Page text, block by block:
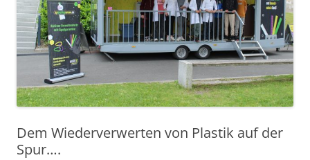
Dem Wiederverwerten von Plastik auf der
Spur….